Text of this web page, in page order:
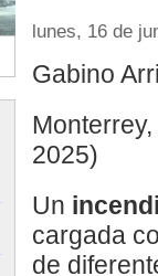
lunes, 16 de
Gabino
2025)
Un
cargada
de